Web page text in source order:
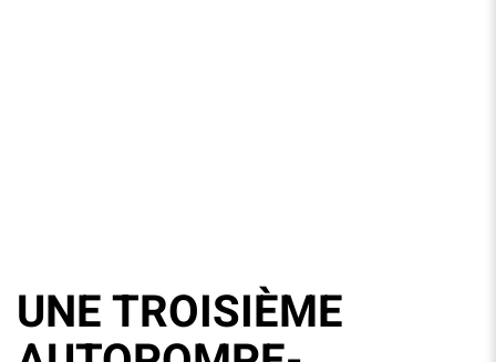
UNE TROISIÈME